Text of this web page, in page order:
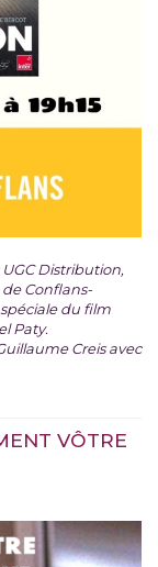
Distribution,
Conflans-
du film
Paty.
Creis avec
VÔTRE